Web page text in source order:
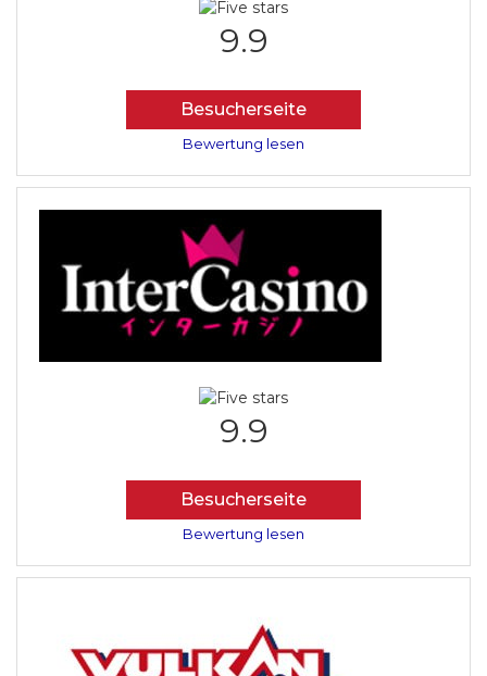
9.9
Besucherseite
Bewertung lesen
9.9
Besucherseite
Bewertung lesen